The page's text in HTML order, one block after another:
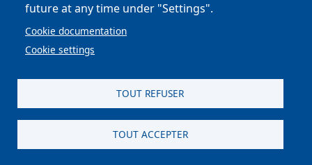
Bécédia
BED
PCI
future at any time under "Settings".
Cookie documentation
Cookie settings
TOUT REFUSER
TOUT ACCEPTER
Astraga